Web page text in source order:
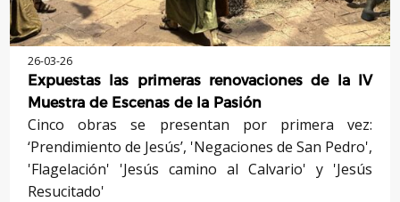
26-03-26
Expuestas las primeras renovaciones de la IV
Muestra de Escenas de la Pasión
Cinco obras se presentan por primera vez:
‘Prendimiento de Jesús’, 'Negaciones de San Pedro',
'Flagelación' 'Jesús camino al Calvario' y 'Jesús
Resucitado'